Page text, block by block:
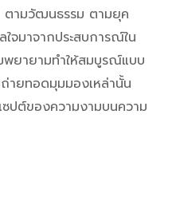
ตามวัฒนธรรม ตามยุค
จมาจากประสบการณ์ใน
พยายามทำให้สมบูรณ์แบบ
ายทอดมุมมองเหล่านั้น
ปต์ของความงามบนความ